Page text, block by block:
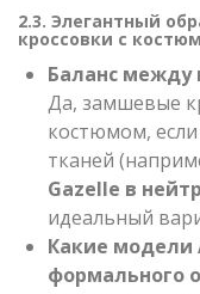
2.3. Элегантный
кроссовки с
Баланс между
Да, замшевые
костюмом,
тканей
Gazelle в
идеальный
Какие модели
формального